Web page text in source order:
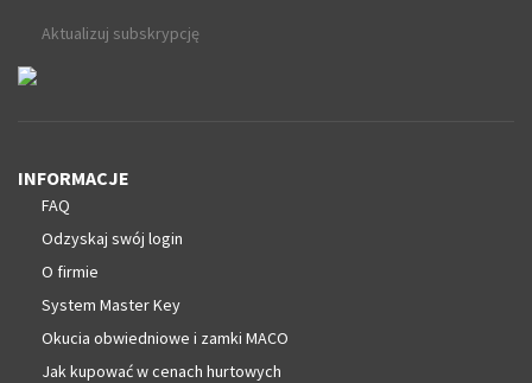
Aktualizuj subskrypcję
INFORMACJE
FAQ
Odzyskaj swój login
O firmie
System Master Key
Okucia obwiedniowe i zamki MACO
Jak kupować w cenach hurtowych